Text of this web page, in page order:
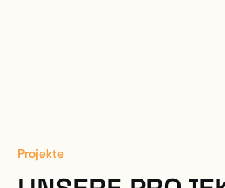
Projekte